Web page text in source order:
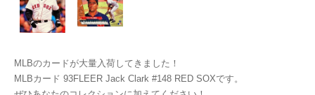
MLBのカードが大量入荷してきました！
MLBカード 93FLEER Jack Clark #148 RED SOXです。